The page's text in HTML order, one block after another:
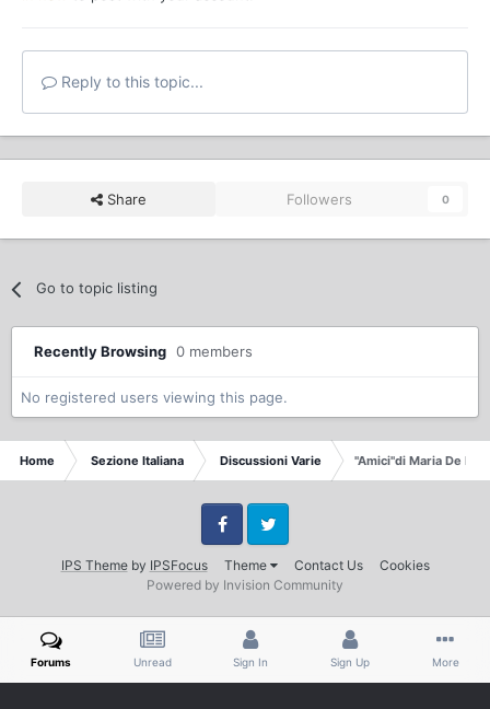
Reply to this topic...
Share Followers 0
Go to topic listing
Recently Browsing 0 members
No registered users viewing this page.
Home Sezione Italiana Discussioni Varie "Amici"di Maria De
IPS Themeby IPSFocus Theme Contact Us Cookies
FacebookTwitter
Powered by Invision Community
Forums Unread Sign In Sign Up More